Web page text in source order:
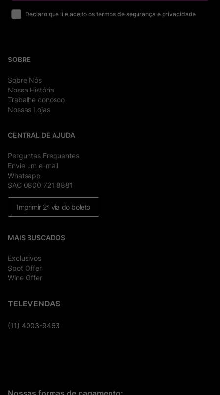
Declaro que li e aceito os termos de segurança e privacidade
SOBRE
Sobre Nós
Nossa História
Trabalhe conosco
Nossas Lojas
CENTRAL DE AJUDA
Perguntas Frequentes
Envie um e-mail
Whatsapp
SAC 0800 721 8881
Imprimir 2ª via do boleto
MAIS BUSCADOS
Exclusivos
Spot Offer
Wine Offer
TELEVENDAS
(11) 4003-9463
Nossas formas de pagamento: